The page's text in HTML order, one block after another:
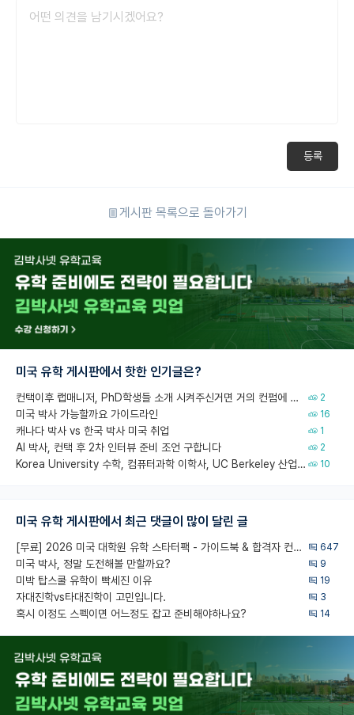
등록
게시판 목록으로 돌아가기
미국 유학 게시판에서 핫한 인기글은?
컨택이후 랩매니저, PhD학생들 소개 시켜주신거면 거의 컨펌에 가깝나요? 2
미국 박사 가능할까요 가이드라인 16
캐나다 박사 vs 한국 박사 미국 취업 1
AI 박사, 컨택 후 2차 인터뷰 준비 조언 구합니다 2
Korea University 수학, 컴퓨터과학 이학사, UC Berkeley 산업공학 대학원 공학박사가 되는 것은 쉽지 않겠죠? 10
미국 유학 게시판에서 최근 댓글이 많이 달린 글
[무료] 2026 미국 대학원 유학 스타터팩 - 가이드북 & 합격자 컨택메일 템플릿 647
미국 박사, 정말 도전해볼 만할까요? 9
미박 탑스쿨 유학이 빡세진 이유 19
자대진학vs타대진학이 고민입니다. 3
혹시 이정도 스펙이면 어느정도 잡고 준비해야하나요? 14